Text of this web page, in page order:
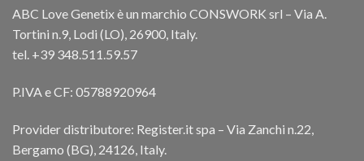
ABC Love Genetix è un marchio CONSWORK srl – Via A.
Tortini n.9, Lodi (LO), 26900, Italy.
tel. +39 348.511.59.57
P.IVA e CF: 05788920964
Provider distributore: Register.it spa – Via Zanchi n.22,
Bergamo (BG), 24126, Italy.